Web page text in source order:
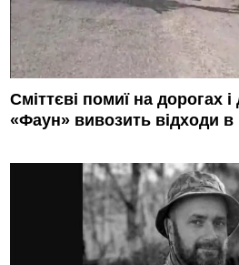
Сміттєві помиї на дорогах
«Фаун» вивозить відходи в